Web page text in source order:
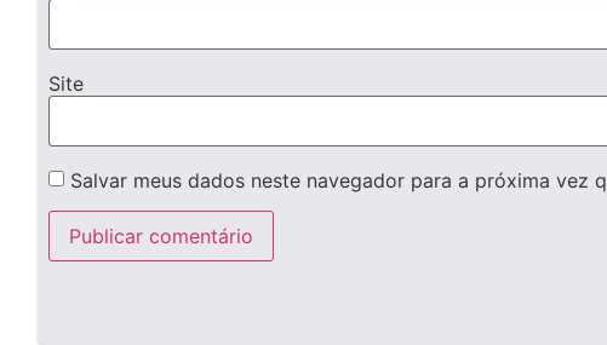
Site
Salvar meus dados neste navegador para a próxima vez